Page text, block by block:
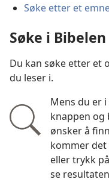
Søke etter et
Søke i Bibelen
Du kan søke etter et
du leser i.
Mens du er
knappen og
ønsker å
kommer det
eller trykk på
se